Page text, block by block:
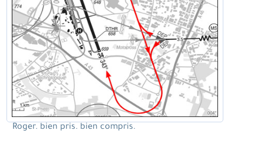
Roger. bien pris. bien compris.